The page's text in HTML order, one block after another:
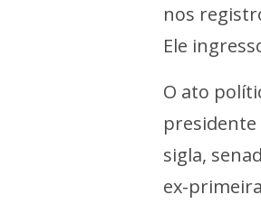
nos
Ele
O ato
presidente
sigla,
ex-